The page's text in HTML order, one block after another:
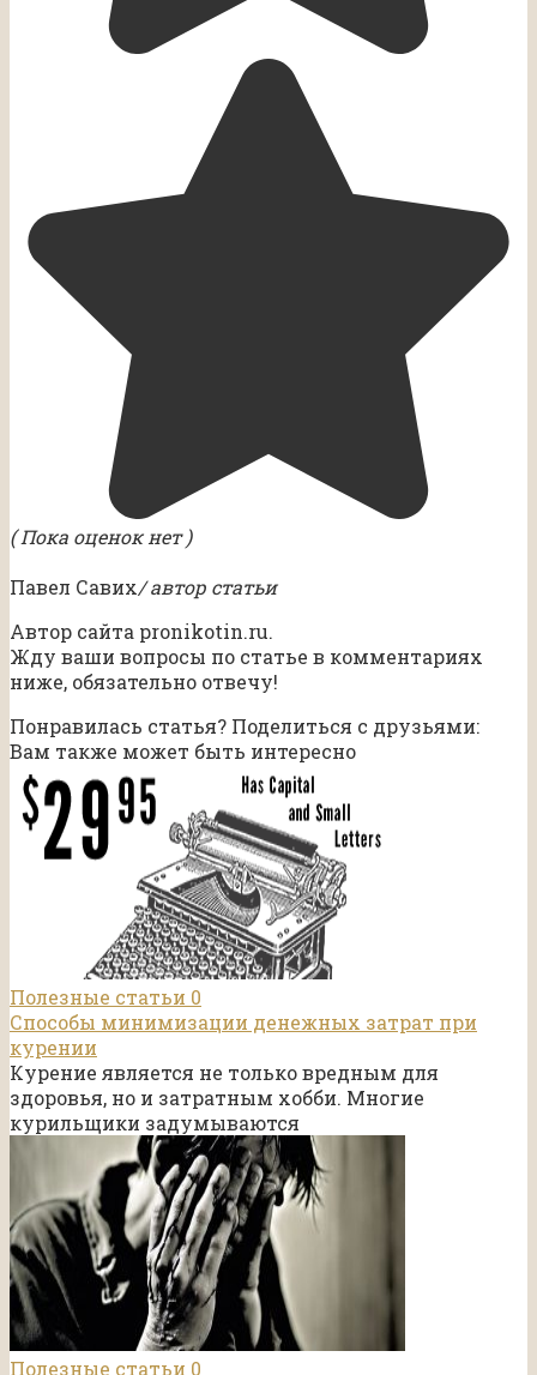
( Пока оценок нет )
Павел Савих/ автор статьи
Автор сайта pronikotin.ru.
Жду ваши вопросы по статье в комментариях
ниже, обязательно отвечу!
Понравилась статья? Поделиться с друзьями:
Вам также может быть интересно
Полезные статьи 0
Способы минимизации денежных затрат при
курении
Курение является не только вредным для
здоровья, но и затратным хобби. Многие
курильщики задумываются
Полезные статьи 0